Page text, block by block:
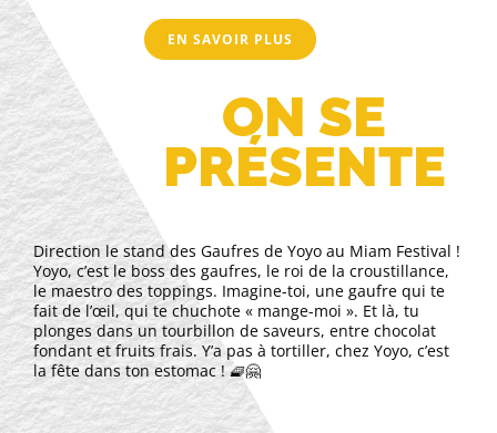
ON SE
PRÉSENTE
EN SAVOIR PLUS
Direction le stand des Gaufres de Yoyo au Miam Festival !
Yoyo, c’est le boss des gaufres, le roi de la croustillance,
le maestro des toppings. Imagine-toi, une gaufre qui te
fait de l’œil, qui te chuchote « mange-moi ». Et là, tu
plonges dans un tourbillon de saveurs, entre chocolat
fondant et fruits frais. Y’a pas à tortiller, chez Yoyo, c’est
la fête dans ton estomac ! 🧇🤗